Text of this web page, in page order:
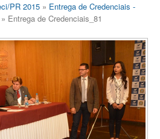
PR 2015 » Entrega de Credenciais -
» Entrega de Credenciais_81